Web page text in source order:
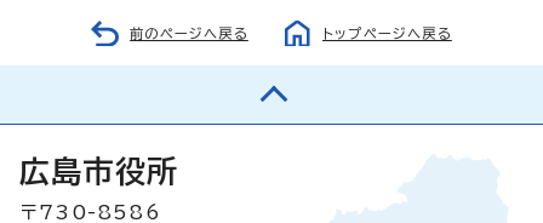
前のページへ戻る トップページへ戻る
広島市役所
〒730-8586